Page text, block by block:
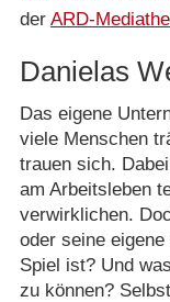
der ARD-
Danielas
Das eigene
viele Menschen
trauen sich.
am Arbeitsleben
verwirklichen.
oder seine
Spiel ist? Und
zu können?